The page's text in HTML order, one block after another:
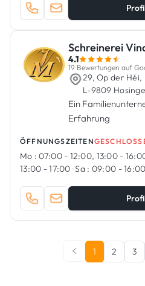
Schreinerei
4.1
19 Bewertungen auf
29, Op der Héi,
L-9809
Ein
Erfahrung
ÖFFNUNGSZEITEN
Mo : 07:00 - 12:00, 13:00 -
13:00 - 17:00 ·Sa : 09:00 - 16:00
1 2 3